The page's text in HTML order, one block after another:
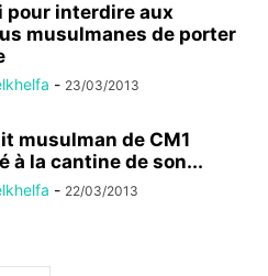
pour interdire aux
musulmanes de porter
- 23/03/2013
musulman de CM1
à la cantine de son...
- 22/03/2013